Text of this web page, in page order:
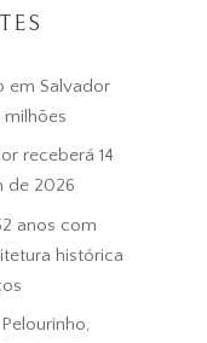
em Salvador
milhões
receberá 14
de 2026
anos com
histórica